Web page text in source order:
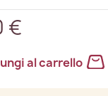
€
al carrello